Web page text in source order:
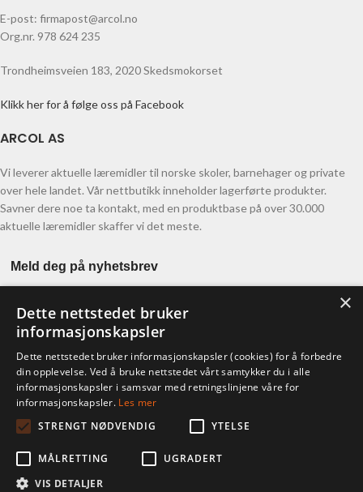
E-post: firmapost@arcol.no
Org.nr. 978 624 235
Trondheimsveien 183, 2020 Skedsmokorset
Klikk her for å følge oss på Facebook
ARCOL AS
Vi leverer aktuelle læremidler til norske skoler, barnehager og private
over hele landet. Vår nettbutikk inneholder lagerførte produkter.
Savner dere noe ta kontakt, med en produktbase på over 30.000
aktuelle læremidler skaffer vi det meste.
Meld deg på nyhetsbrev
KONTO
Ordre
Kontodetaljer
Glemt passord
×
Dette nettstedet bruker
informasjonskapsler
Dette nettstedet bruker informasjonskapsler (cookies) for å forbedre
din opplevelse. Ved å bruke nettstedet vårt samtykker du i alle
informasjonskapsler i samsvar med retningslinjene våre for
informasjonskapsler. Les mer
STRENGT NØDVENDIG
YTELSE
MÅLRETTING
UGRADERT
VIS DETALJER